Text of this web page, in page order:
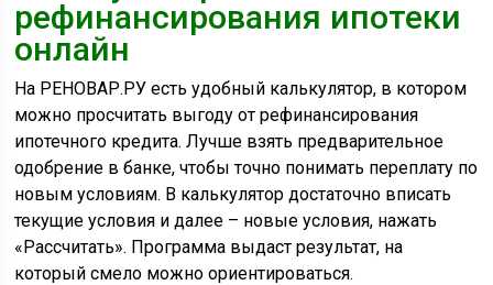
рефинансирования ипотеки
онлайн
На РЕНОВАР.РУ есть удобный калькулятор, в котором
можно просчитать выгоду от рефинансирования
ипотечного кредита. Лучше взять предварительное
одобрение в банке, чтобы точно понимать переплату по
новым условиям. В калькулятор достаточно вписать
текущие условия и далее – новые условия, нажать
«Рассчитать». Программа выдаст результат, на
который смело можно ориентироваться.